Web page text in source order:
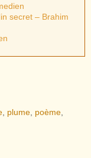
secret – Brahim
plume poème